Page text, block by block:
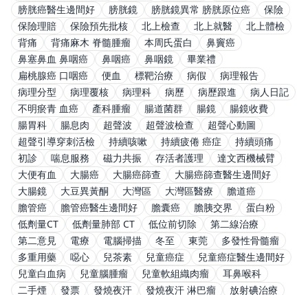
膀胱癌醫生邊間好
膀胱鏡 膀胱鏡異常 膀胱原位癌
保險
保險理賠
保險預先批核 北上檢查 北上就醫
北上體檢
背痛
背痛麻木 脊髓腫瘤 本周氏蛋白
鼻竇癌
鼻塞鼻血 鼻咽癌
鼻咽癌 鼻咽鏡
畢業禮
扁桃腺癌 口咽癌
便血 標靶治療 病假
病理報告
病理分型
病理覆核 病理科 病歷 病歷跟進
病人日記
不明瘀青 血癌
產科腫瘤 腸道菌群 腸鏡
腸鏡收費
腸胃科
腸息肉 超聲波 超聲波檢查
超聲心動圖
超聲引導穿刺活檢
持續咳嗽 持續疲倦 癌症
持續頭痛
初診
喘息服務 磁力共振 存活者護理
達文西機械臂
大便有血
大腸癌 大腸癌篩查
大腸癌篩查醫生邊間好
大腸鏡
大豆異黃酮 大灣區 大灣區醫療
膽道癌
膽管癌
膽管癌醫生邊間好 膽囊癌 膽胰交界
蛋白粉
低劑量CT
低劑量肺部 CT 低位前切除
第二線治療
第二意見
電療 電腦掃描 冬至 東莞
多發性骨髓瘤
多重用藥
噁心 兒茶素 兒童癌症
兒童癌症醫生邊間好
兒童白血病
兒童腦腫瘤 兒童軟組織肉瘤
耳鼻喉科
二手煙
發票 發燒夜汗 發燒夜汗 淋巴瘤
放射碘治療